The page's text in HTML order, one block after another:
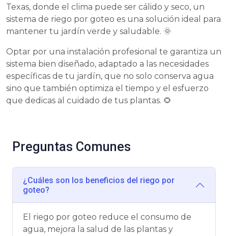
Texas, donde el clima puede ser cálido y seco, un
sistema de riego por goteo es una solución ideal para
mantener tu jardín verde y saludable. 🌞
Optar por una instalación profesional te garantiza un
sistema bien diseñado, adaptado a las necesidades
específicas de tu jardín, que no solo conserva agua
sino que también optimiza el tiempo y el esfuerzo
que dedicas al cuidado de tus plantas. 🌻
Preguntas Comunes
¿Cuáles son los beneficios del riego por
goteo?
El riego por goteo reduce el consumo de
agua, mejora la salud de las plantas y